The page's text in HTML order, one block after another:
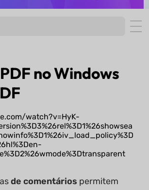
no Windows
watch?v=HyK-
de comentários permitem